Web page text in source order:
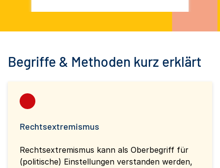
Begriffe & Methoden kurz erklärt
Rechtsextremismus
Rechtsextremismus kann als Oberbegriff für
(politische) Einstellungen verstanden werden,